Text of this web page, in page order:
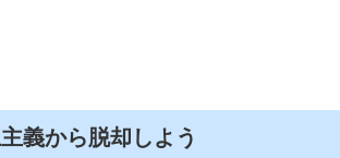
義から脱却しよう